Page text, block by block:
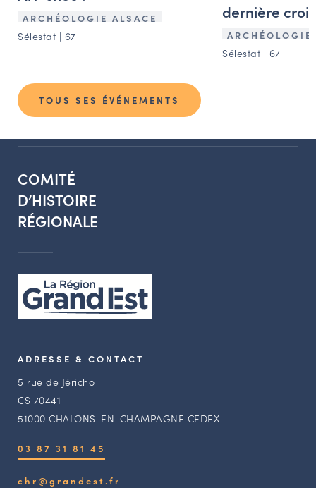
ARCHÉOLOGIE ALSACE
Sélestat | 67
dernière
ARCHÉOLOGIE
Sélestat | 67
TOUS SES ÉVÉNEMENTS
COMITÉ
D’HISTOIRE
RÉGIONALE
ADRESSE & CONTACT
5 rue de Jéricho
CS 70441
51000 CHALONS-EN-CHAMPAGNE CEDEX
03 87 31 81 45
chr@grandest.fr